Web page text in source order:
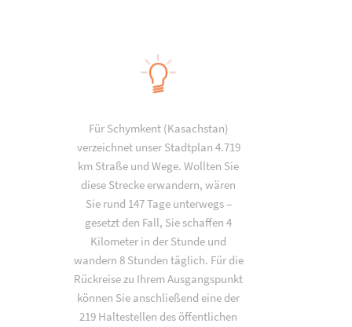
Für Schymkent (Kasachstan)
verzeichnet unser Stadtplan 4.719
km Straße und Wege. Wollten Sie
diese Strecke erwandern, wären
Sie rund 147 Tage unterwegs –
gesetzt den Fall, Sie schaffen 4
Kilometer in der Stunde und
wandern 8 Stunden täglich. Für die
Rückreise zu Ihrem Ausgangspunkt
können Sie anschließend eine der
219 Haltestellen des öffentlichen